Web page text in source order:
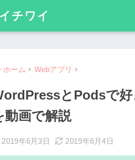
チワイ
ホーム Webアプリ
とPodsで
動画で解説
2019年6月3日 2019年6月4日